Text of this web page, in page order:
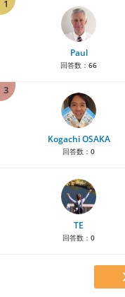
1
Paul
回答数： 66
3
Kogachi OSAKA
回答数： 0
TE
回答数： 0